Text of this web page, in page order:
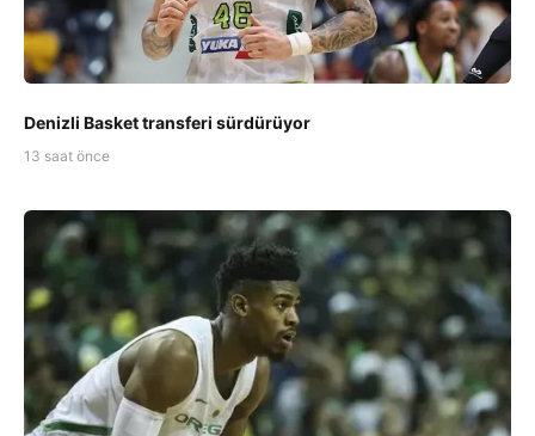
Denizli Basket transferi sürdürüyor
13 saat önce